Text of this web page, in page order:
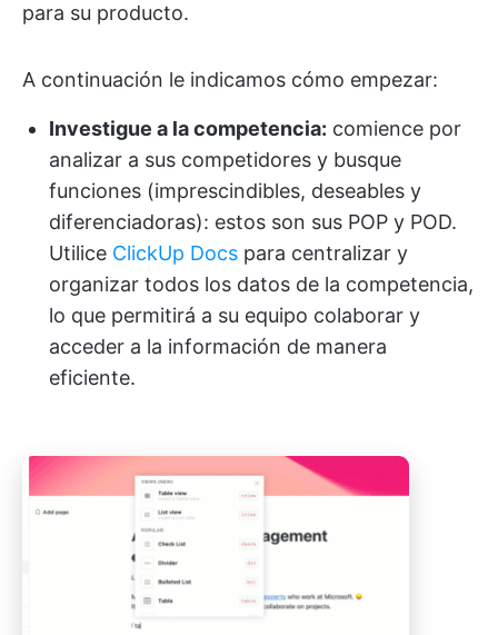
para su producto.
A continuación le indicamos cómo empezar:
Investigue a la competencia: comience por
analizar a sus competidores y busque
funciones (imprescindibles, deseables y
diferenciadoras): estos son sus POP y POD.
Utilice ClickUp Docs para centralizar y
organizar todos los datos de la competencia,
lo que permitirá a su equipo colaborar y
acceder a la información de manera
eficiente.